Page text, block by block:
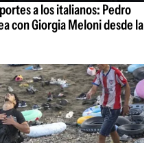
a los italianos: Pedro
con Giorgia Meloni desde la